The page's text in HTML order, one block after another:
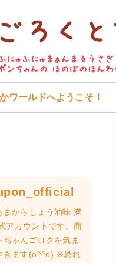
ワールドへようこそ！
まからしょう油味 満
アカウントです。商
ゃんゴロクを気ま
きます(o^^o) ※恐れ